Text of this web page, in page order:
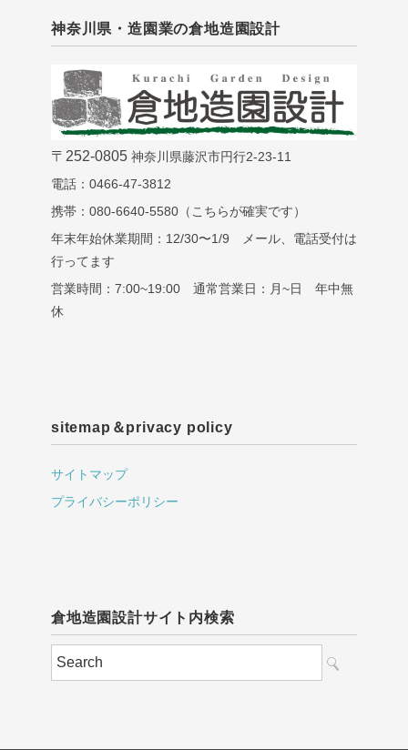
神奈川県・造園業の倉地造園設計
〒252-0805 神奈川県藤沢市円行2-23-11
電話：0466-47-3812
携帯：080-6640-5580（こちらが確実です）
年末年始休業期間：12/30〜1/9 メール、電話受付は
行ってます
営業時間：7:00~19:00 通常営業日：月~日 年中無
休
sitemap＆privacy policy
サイトマップ
プライバシーポリシー
倉地造園設計サイト内検索